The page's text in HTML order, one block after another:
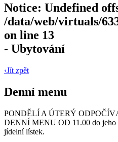
Notice: Undefined
/data/web/virtuals/
on line 13
- Ubytování
‹Jít zpět
Denní menu
PONDĚLÍ A ÚTERÝ
DENNÍ MENU OD 11.00 do jeho
jídelní lístek.